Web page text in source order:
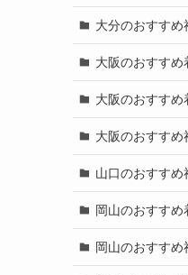
大分のおすすめ
大阪のおすすめ
大阪のおすすめ
大阪のおすすめ
山口のおすすめ
岡山のおすすめ
岡山のおすすめ